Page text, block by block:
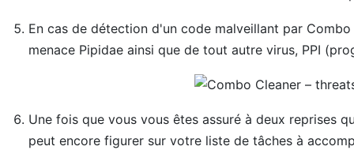
En cas de détection d'un code malveillant par
menace Pipidae ainsi que de tout autre virus, PPI
Une fois que vous vous êtes assuré à deux reprises
peut encore figurer sur votre liste de tâches à